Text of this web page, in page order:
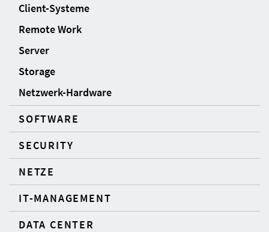
Client-Systeme
Remote Work
Server
Storage
Netzwerk-Hardware
SOFTWARE
SECURITY
NETZE
IT-MANAGEMENT
DATA CENTER